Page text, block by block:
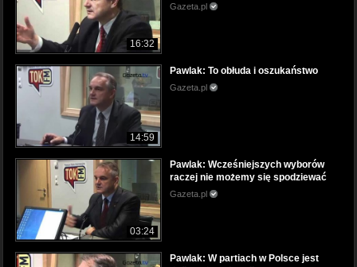
16:32
Gazeta.pl
14:59
Pawlak: To obłuda i oszukaństwo
Gazeta.pl
03:24
Pawlak: Wcześniejszych wyborów
raczej nie możemy się spodziewać
Gazeta.pl
Pawlak: W partiach w Polsce jest